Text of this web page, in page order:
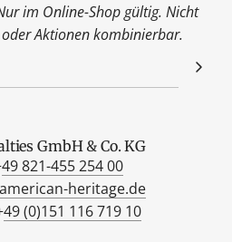
im Online-Shop gültig. Nicht
Aktionen kombinierbar.
GmbH & Co. KG
49 821-455 254 00
heritage.de
49 (0)151 116 719 10